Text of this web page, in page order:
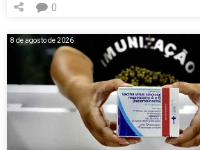
0
8 de agosto de 2026